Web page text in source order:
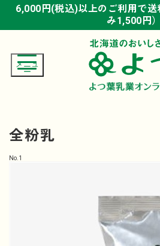
6,000円(税込)以上のご利用で送
み1,500円）
6,000円(税込)以上のご利用で送
み1,500円）
6,000円(税込)以上のご利用で送
み1,500円）
全粉乳
No. 1